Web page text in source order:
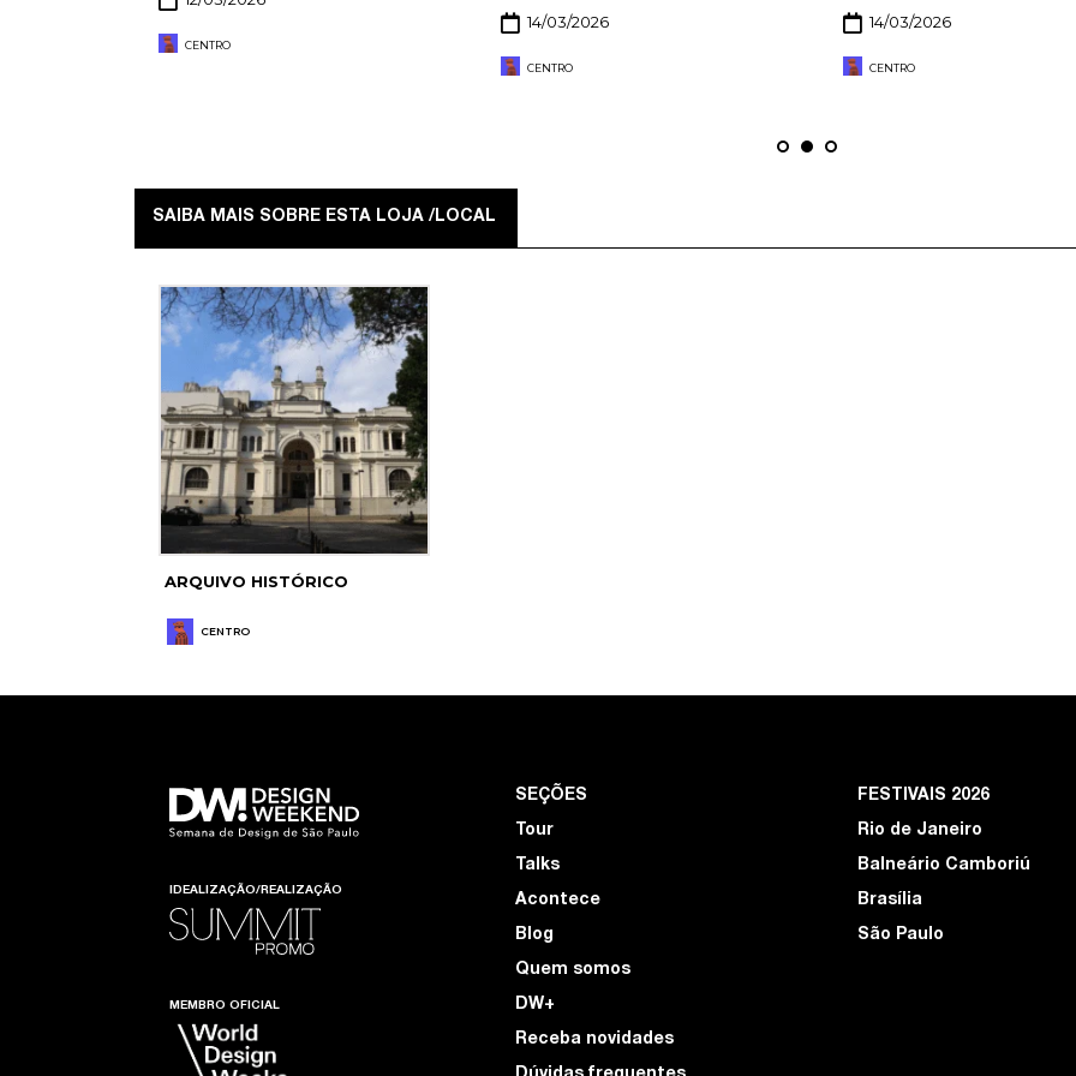
CENTRO
14/03/2026
CENTRO
14/03/2026
CENTRO
SAIBA MAIS SOBRE ESTA LOJA /LOCAL
ARQUIVO HISTÓRICO
CENTRO
IDEALIZAÇÃO/REALIZAÇÃO
MEMBRO OFICIAL
SEÇÕES
Tour
Talks
Acontece
Blog
Quem somos
DW+
Receba novidades
FESTIVAIS 2026
Rio de Janeiro
Balneário Camboriú
Brasília
São Paulo